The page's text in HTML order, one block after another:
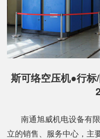
斯可络空压机●行
南通旭威机电设备有限
立的销售、服务中心，主